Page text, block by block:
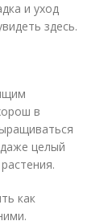
и уход
здесь.
в
целый
как